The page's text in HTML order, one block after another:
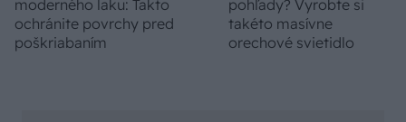
moderného laku: Takto
ochránite povrchy pred
poškriabaním
pohľady? Vyrobte si
takéto masívne
orechové svietidlo